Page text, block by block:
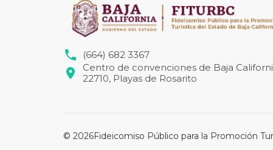
(664) 682 3367
Centro de convenciones de Baja
22710, Playas de Rosarito
© 2026Fideicomiso Público para la Promoción